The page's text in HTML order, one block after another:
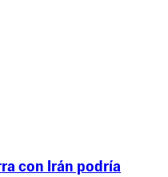
con Irán podría